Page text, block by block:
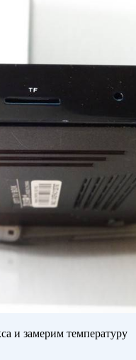
и замерим температуру